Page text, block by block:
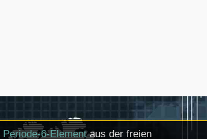
Periode-6-Elementaus der freien